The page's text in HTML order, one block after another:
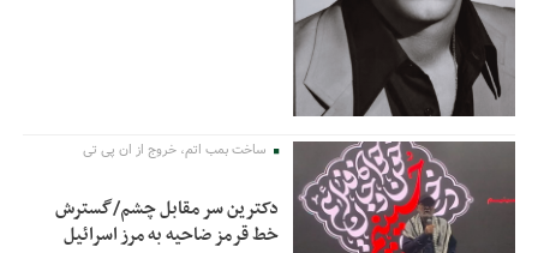
ساخت بمب اتم، خروج از ان پی تی
دکترین سر مقابل چشم/گسترش
خط قرمز ضاحیه به مرز اسرائیل